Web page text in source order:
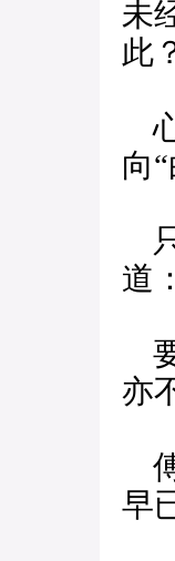
未
此
向
道
亦
早